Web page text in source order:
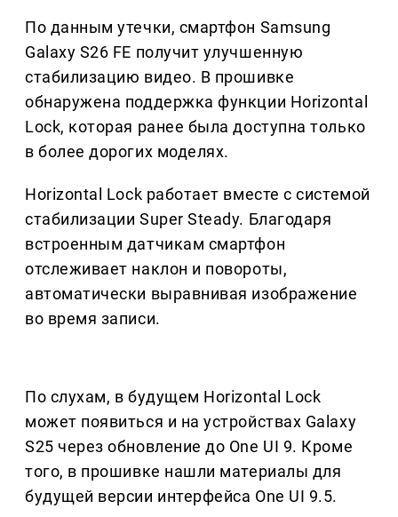
По данным утечки, смартфон Samsung
Galaxy S26 FE получит улучшенную
стабилизацию видео. В прошивке
обнаружена поддержка функции Horizontal
Lock, которая ранее была доступна только
в более дорогих моделях.
Horizontal Lock работает вместе с системой
стабилизации Super Steady. Благодаря
встроенным датчикам смартфон
отслеживает наклон и повороты,
автоматически выравнивая изображение
во время записи.
По слухам, в будущем Horizontal Lock
может появиться и на устройствах Galaxy
S25 через обновление до One UI 9. Кроме
того, в прошивке нашли материалы для
будущей версии интерфейса One UI 9.5.